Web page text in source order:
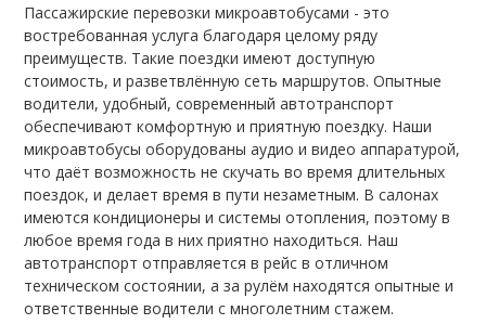
Пассажирские перевозки микроавтобусами - это
востребованная услуга благодаря целому ряду
преимуществ. Такие поездки имеют доступную
стоимость, и разветвлённую сеть маршрутов. Опытные
водители, удобный, современный автотранспорт
обеспечивают комфортную и приятную поездку. Наши
микроавтобусы оборудованы аудио и видео аппаратурой,
что даёт возможность не скучать во время длительных
поездок, и делает время в пути незаметным. В салонах
имеются кондиционеры и системы отопления, поэтому в
любое время года в них приятно находиться. Наш
автотранспорт отправляется в рейс в отличном
техническом состоянии, а за рулём находятся опытные и
ответственные водители с многолетним стажем.